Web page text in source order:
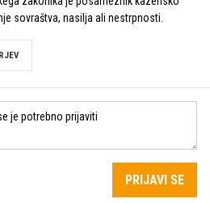
sovraštva, nasilja ali nestrpnosti.
PRIJAVI SE